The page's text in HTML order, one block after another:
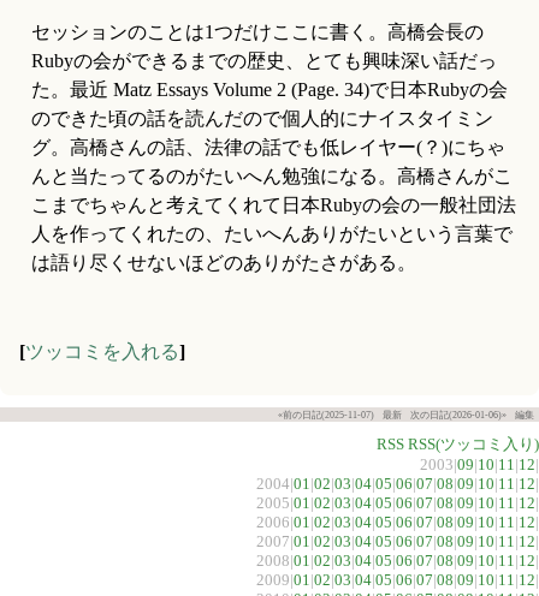
セッションのことは1つだけここに書く。高橋会長の
Rubyの会ができるまでの歴史、とても興味深い話だっ
た。最近 Matz Essays Volume 2 (Page. 34)で日本Rubyの会
のできた頃の話を読んだので個人的にナイスタイミン
グ。高橋さんの話、法律の話でも低レイヤー(？)にちゃ
んと当たってるのがたいへん勉強になる。高橋さんがこ
こまでちゃんと考えてくれて日本Rubyの会の一般社団法
人を作ってくれたの、たいへんありがたいという言葉で
は語り尽くせないほどのありがたさがある。
[ツッコミを入れる]
«前の日記(2025-11-07) 最新 次の日記(2026-01-06)» 編集
RSS RSS(ツッコミ入り)
2003|09|10|11 |12|
2004|01 |02|03|04|05|06|07|08|09|10|11 |12|
2005|01 |02|03|04|05|06|07|08|09|10|11 |12|
2006|01 |02|03|04|05|06|07|08|09|10|11 |12|
2007|01 |02|03|04|05|06|07|08|09|10|11 |12|
2008|01 |02|03|04|05|06|07|08|09|10|11 |12|
2009|01 |02|03|04|05|06|07|08|09|10|11 |12|